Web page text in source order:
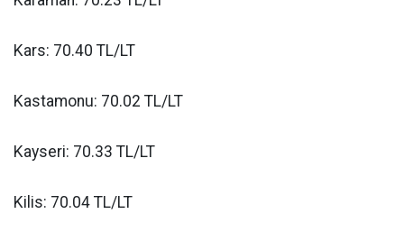
Kars: 70.40 TL/LT
Kastamonu: 70.02 TL/LT
Kayseri: 70.33 TL/LT
Kilis: 70.04 TL/LT